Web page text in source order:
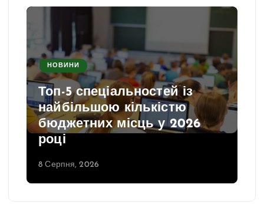
НОВИНИ
Топ-5 спеціальностей із
найбільшою кількістю
бюджетних місць у 2026
році
8 Серпня, 2026